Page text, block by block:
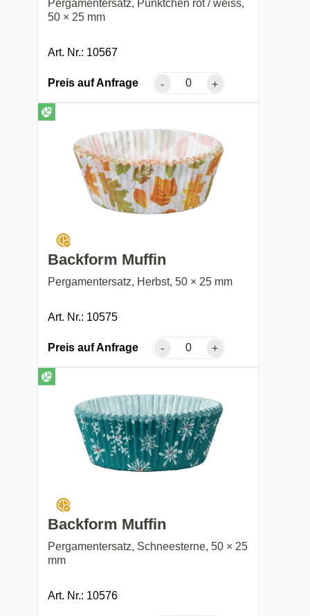
Pergamentersatz, Pünktchen rot / weiss,
50 × 25 mm
Art. Nr.: 10567
Preis auf Anfrage - +
Backform Muffin
Pergamentersatz, Herbst, 50 × 25 mm
Art. Nr.: 10575
Preis auf Anfrage - +
Backform Muffin
Pergamentersatz, Schneesterne, 50 × 25
mm
Art. Nr.: 10576